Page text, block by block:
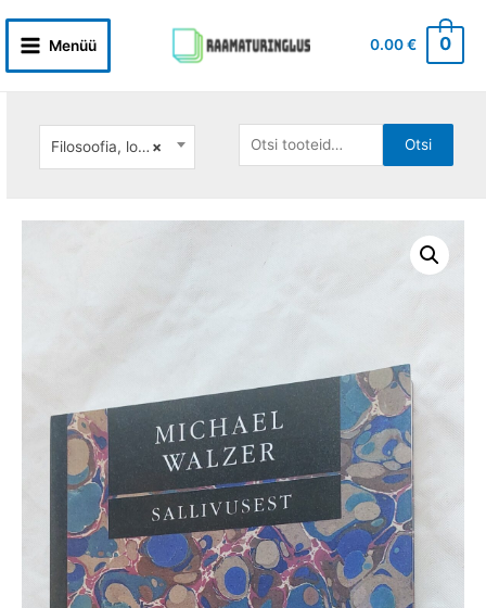
content
Main
Menüü 0.00€ 0
×
Filosoofia, loogika
Otsi: Otsi